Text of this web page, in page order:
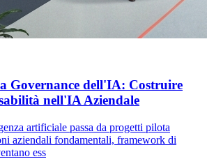
Governance dell'IA: Costruire
nell'IA Aziendale
artificiale passa da progetti pilota
aziendali fondamentali, framework di
ess